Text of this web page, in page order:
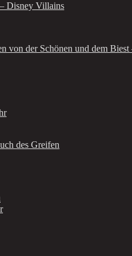
Disney Villains
von der Schönen und dem
des Greifen